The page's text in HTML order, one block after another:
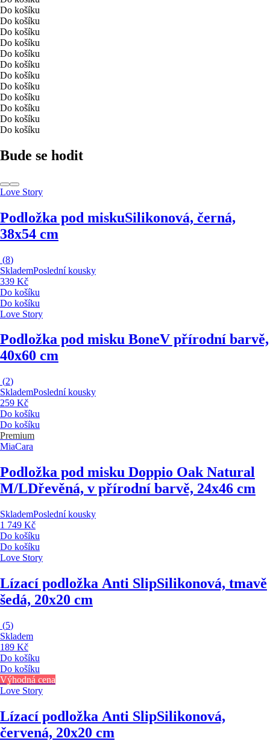
Do košíku
Do košíku
Do košíku
Do košíku
Do košíku
Do košíku
Do košíku
Do košíku
Do košíku
Do košíku
Do košíku
Do košíku
Bude se hodit
Love Story
Podložka pod miskuSilikonová, černá,
38x54 cm
(8)
SklademPoslední kousky
339 Kč
Do košíku
Do košíku
Love Story
Podložka pod misku BoneV přírodní barvě,
40x60 cm
(2)
SklademPoslední kousky
259 Kč
Do košíku
Do košíku
Premium
MiaCara
Podložka pod misku Doppio Oak Natural
M/LDřevěná, v přírodní barvě, 24x46 cm
SklademPoslední kousky
1 749 Kč
Do košíku
Do košíku
Love Story
Lízací podložka Anti SlipSilikonová, tmavě
šedá, 20x20 cm
(5)
Skladem
189 Kč
Do košíku
Do košíku
Výhodná cena
Love Story
Lízací podložka Anti SlipSilikonová,
červená, 20x20 cm